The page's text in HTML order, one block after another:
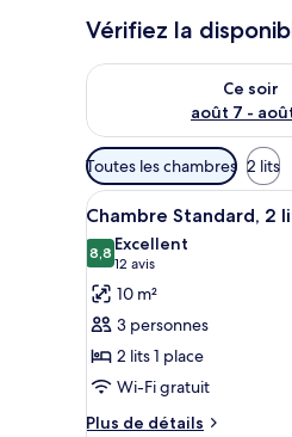
Vérifiez la
Ce soir
août 7 -
Vérifier la disponibilité
Filtres
disponibles
pour
les
chambres
Toutes les chambres 2 lits
Afficher
toutes
les
photos
pour
ce
type
de
chambre :
1
Chambre Standard, 2
8,88,8 sur 10
Excellent
12 avis
(12 avis)
10 m²
3 personnes
2 lits 1 place
Wi-Fi gratuit
Plus de détails
Plus